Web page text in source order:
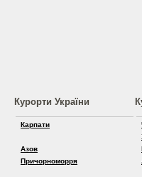
Курорти України
Карпати
Азов
Причорноморря